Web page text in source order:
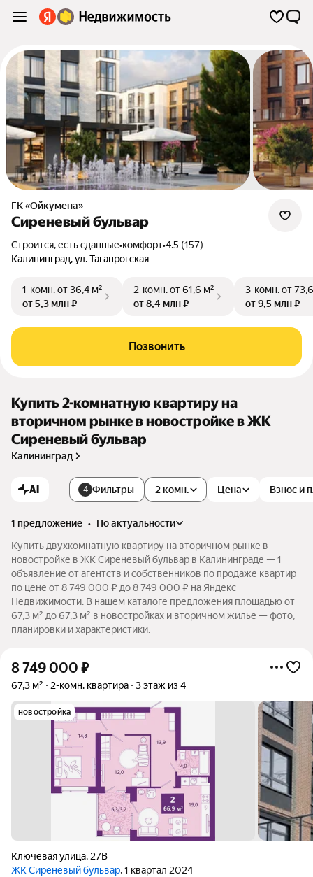
ГК «Ойкумена»
Сиреневый бульвар
Строится, есть сданные•комфорт•4.5 (157)
Калининград,ул. Таганрогская
1-комн.от 36,4 м²
от 5,3 млн ₽
2-комн.от 61,6 м²
от 8,4 млн ₽
3-комн.от
от 9,5 млн ₽
Позвонить
Купить 2-комнатную квартиру на
вторичном рынке в новостройке в ЖК
Сиреневый бульвар
Калининград
AI 4 Фильтры Цена Взнос и
2 комн.
1 предложение •
по актуальности
Купить двухкомнатную квартиру на вторичном рынке в
новостройке в ЖК Сиреневый бульвар в Калининграде — 1
объявление от агентств и собственников по продаже квартир
по цене от 8 749 000 ₽ до 8 749 000 ₽ на Яндекс
Недвижимости. В нашем каталоге предложения площадью от
67,3 м² до 67,3 м² в новостройках и вторичном жилье — фото,
планировки и характеристики.
8 749 000 ₽
67,3 м² 2-комн. квартира 3 этаж из 4
новостройка
Ключевая улица, 27В
ЖК Сиреневый бульвар, 1 квартал 2024